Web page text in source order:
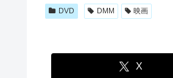
DVD DMM 映画
X